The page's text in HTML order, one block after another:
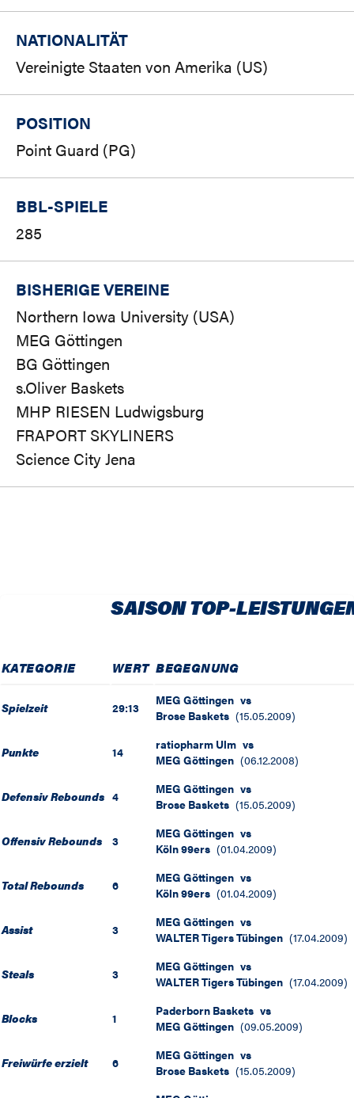
NATIONALITÄT
Vereinigte Staaten von Amerika (US)
POSITION
Point Guard (PG)
BBL-SPIELE
285
BISHERIGE VEREINE
Northern Iowa University (USA)
MEG Göttingen
BG Göttingen
s.Oliver Baskets
MHP RIESEN Ludwigsburg
FRAPORT SKYLINERS
Science City Jena
SAISON TOP-
KATEGORIE WERT BEGEGNUNG
Spielzeit 29:13 MEG Göttingen vs
Brose Baskets (15.05.2009)
Punkte 14 ratiopharm Ulm vs
MEG Göttingen (06.12.2008)
Defensiv Rebounds 4 MEG Göttingen vs
Brose Baskets (15.05.2009)
Offensiv Rebounds 3 MEG Göttingen vs
Köln 99ers (01.04.2009)
Total Rebounds 6 MEG Göttingen vs
Köln 99ers (01.04.2009)
Assist 3 MEG Göttingen vs
WALTER Tigers Tübingen (17.04.2009)
Steals 3 MEG Göttingen vs
WALTER Tigers Tübingen (17.04.2009)
Blocks 1 Paderborn Baskets vs
MEG Göttingen (09.05.2009)
Freiwürfe erzielt 6 MEG Göttingen vs
Brose Baskets (15.05.2009)